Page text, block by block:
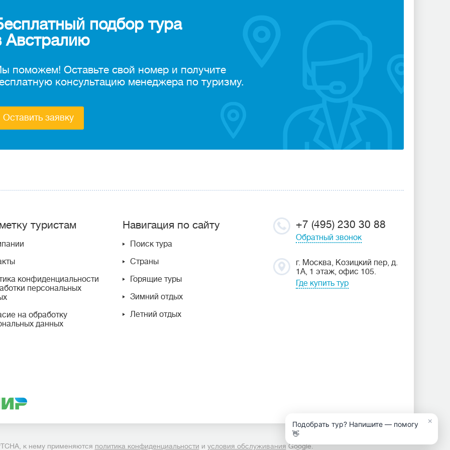
подбор тура
Австралию
поможем! Оставьте свой номер и получите
консультацию менеджера по туризму.
Оставить заявку
туристам
конфиденциальности
персональных
на обработку
данных
Навигация по сайту
Поиск тура
Страны
Горящие туры
Зимний отдых
Летний отдых
+7 (495) 230 30 88
Обратный звонок
г. Москва, Козицкий пер, д.
1А, 1 этаж, офис 105.
Где купить тур
к нему применяются политика конфиденциальности и условия обслуживания Google.
Подобрать тур? Напишите — помогу
👋
×